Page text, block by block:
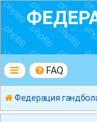
FAQ
Федерация